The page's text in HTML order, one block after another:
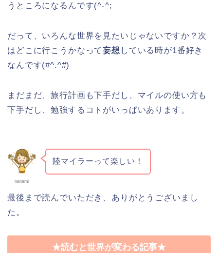
うところになるんです(^-^;
だって、いろんな世界を見たいじゃないですか？次
はどこに行こうかなって妄想 している時が1番好き
なんです(#^.^#)
まだまだ、旅行計画も下手だし、マイルの使い方も
下手だし、勉強するコトがいっぱいあります。
nanami
陸マイラーって楽しい！
最後まで読んでいただき、ありがとうございまし
た。
★読むと世界が変わる記事★